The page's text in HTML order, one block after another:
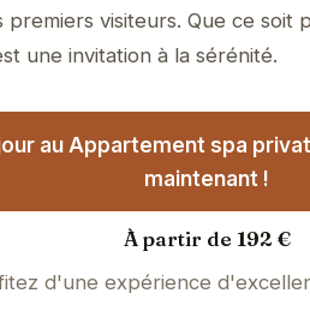
visiteurs. Que ce soit
une invitation à la sérénité.
au Appartement spa
maintenant !
À partir de 192 €
d'une expérience